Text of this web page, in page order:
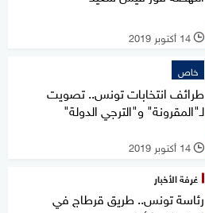
l 14 أكتوبر 2019
خاص
طرائف انتخابات تونس.. تصويت
لـ"المقرونة" و"الترجي الدولة"
l 14 أكتوبر 2019
غرفة الأخبار
رئاسة تونس.. طريق قرطاج في